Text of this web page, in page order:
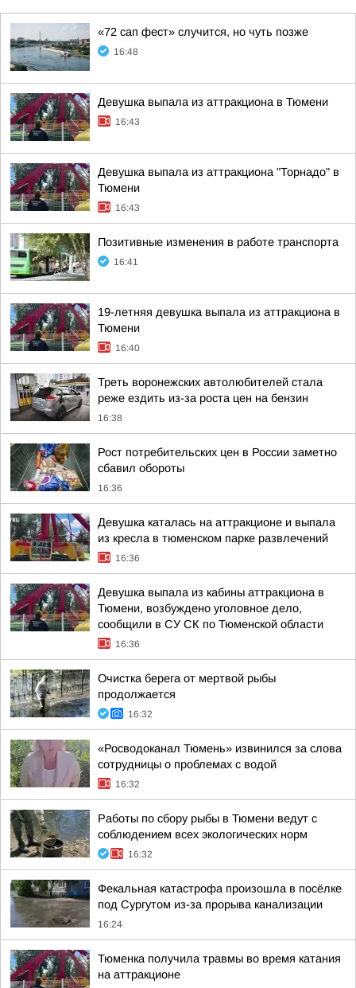
«72 сап фест» случится, но чуть позже
16:48
Девушка выпала из аттракциона в Тюмени
16:43
Девушка выпала из аттракциона "Торнадо" в
Тюмени
16:43
Позитивные изменения в работе транспорта
16:41
19-летняя девушка выпала из аттракциона в
Тюмени
16:40
Треть воронежских автолюбителей стала
реже ездить из-за роста цен на бензин
16:38
Рост потребительских цен в России заметно
сбавил обороты
16:36
Девушка каталась на аттракционе и выпала
из кресла в тюменском парке развлечений
16:36
Девушка выпала из кабины аттракциона в
Тюмени, возбуждено уголовное дело,
сообщили в СУ СК по Тюменской области
16:36
Очистка берега от мертвой рыбы
продолжается
16:32
«Росводоканал Тюмень» извинился за слова
сотрудницы о проблемах с водой
16:32
Работы по сбору рыбы в Тюмени ведут с
соблюдением всех экологических норм
16:32
Фекальная катастрофа произошла в посёлке
под Сургутом из-за прорыва канализации
16:24
Тюменка получила травмы во время катания
на аттракционе